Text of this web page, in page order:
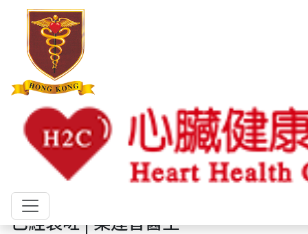
心臟資訊
心臟病 心律不整
女性心臟病
高膽固醇及血脂異常
1分鐘學多啲
心臟資訊
1分鐘學多啲
成日攰唔係代表年紀老！可能係個心已經衰咗 | 梁達智醫生
成日攰唔係代表年紀老！可能係個心
已經衰咗 | 梁達智醫生